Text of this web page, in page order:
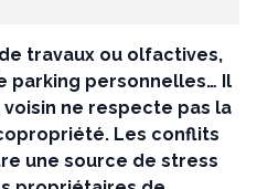
travaux ou olfactives,
parking personnelles… Il
voisin ne respecte pas la
Les conflits
une source de stress